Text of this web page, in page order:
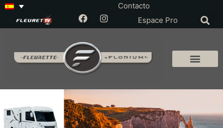
Contacto
Espace Pro